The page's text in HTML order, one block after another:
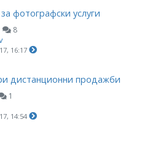
фотографски услуги
8
16:17
дистанционни продажби
1
14:54